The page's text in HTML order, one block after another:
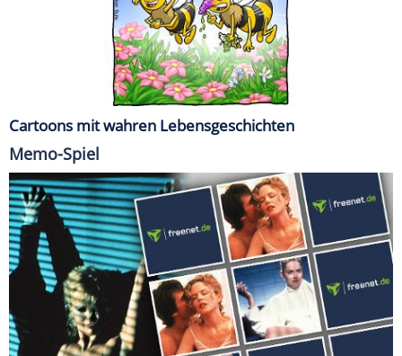
Cartoons mit wahren Lebensgeschichten
Memo-Spiel